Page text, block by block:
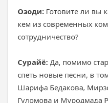
Озоди: Готовите ли вы
кем из современных
сотрудничество?
Сурайё: Да, помимо
спеть новые песни, в
Шарифа Бедакова,
Гуломова и Муродмада